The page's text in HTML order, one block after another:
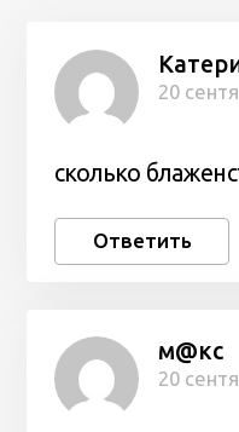
20
сколько
Ответить
м@кс
20